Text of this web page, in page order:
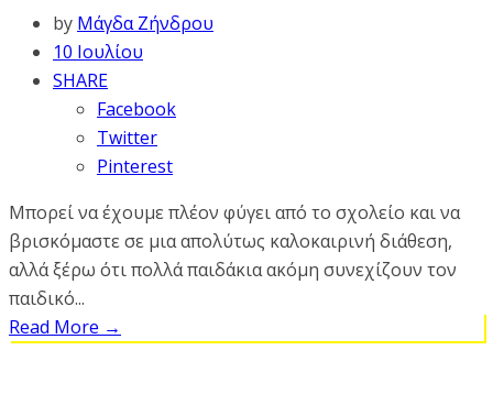
by Μάγδα Ζήνδρου
10 Ιουλίου
SHARE
Facebook
Twitter
Pinterest
Μπορεί να έχουμε πλέον φύγει από το σχολείο και να
βρισκόμαστε σε μια απολύτως καλοκαιρινή διάθεση,
αλλά ξέρω ότι πολλά παιδάκια ακόμη συνεχίζουν τον
παιδικό...
Read More →